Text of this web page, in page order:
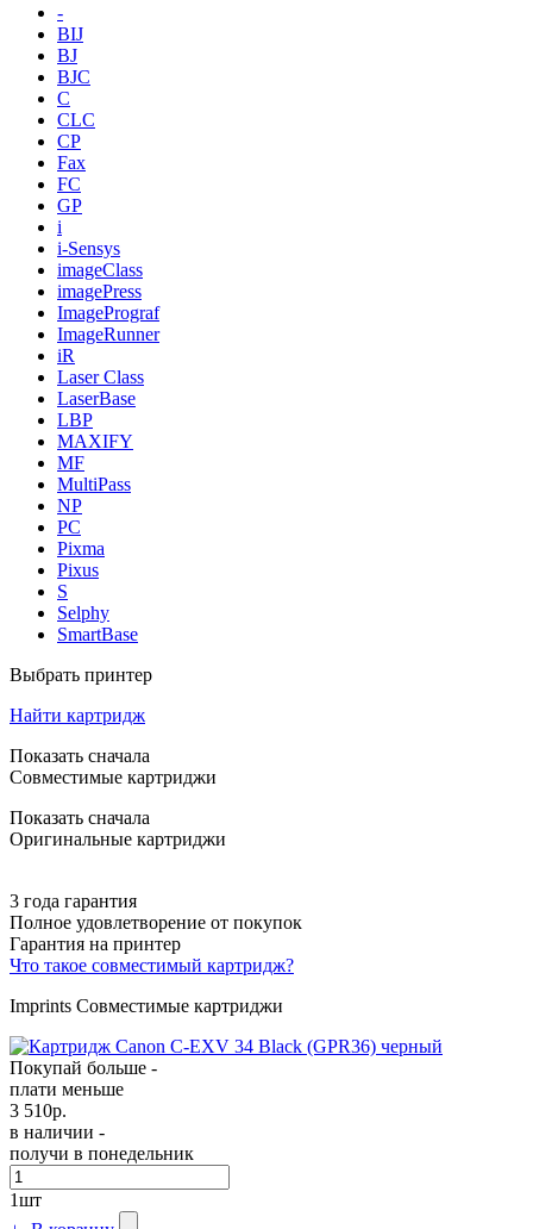
-
BIJ
BJ
BJC
C
CLC
CP
Fax
FC
GP
i
i-Sensys
imageClass
imagePress
ImagePrograf
ImageRunner
iR
Laser Class
LaserBase
LBP
MAXIFY
MF
MultiPass
NP
PC
Pixma
Pixus
S
Selphy
SmartBase
Выбрать принтер
Найти картридж
Показать сначала
Совместимые картриджи
Показать сначала
Оригинальные картриджи
3 года гарантия
Полное удовлетворение от покупок
Гарантия на принтер
Что такое совместимый картридж?
Imprints Совместимые картриджи
Покупай больше -
плати меньше
3 510р.
в наличии -
получи в понедельник
1шт